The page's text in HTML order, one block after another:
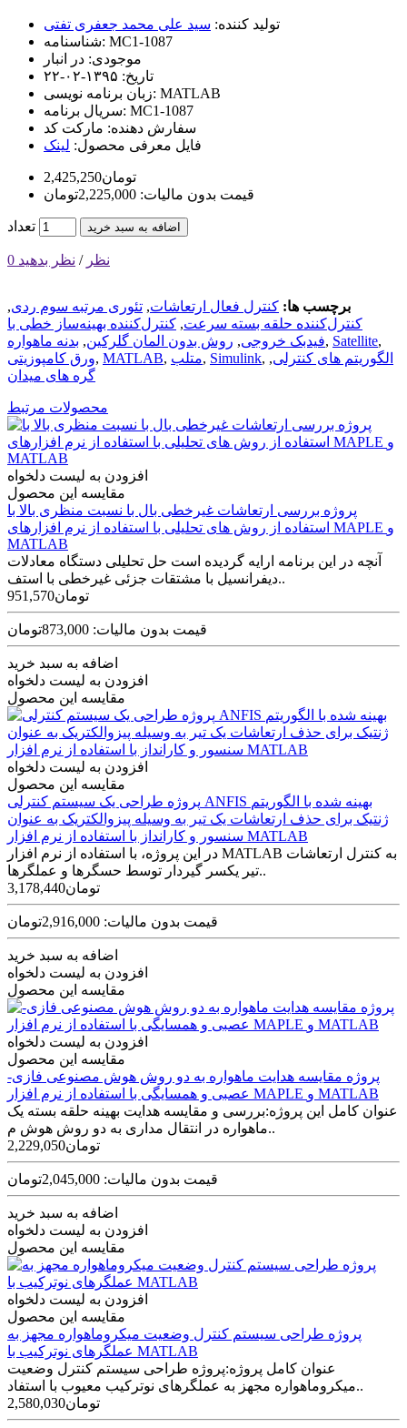
تولید کننده: سید علی محمد جعفری تفتی
شناسنامه: MC1-1087
موجودی: در انبار
تاریخ: ۱۳۹۵-۰۲-۲۲
زبان برنامه نویسی: MATLAB
سریال برنامه: MC1-1087
سفارش دهنده: مارکت کد
فایل معرفی محصول: لینک
2,425,250تومان
قیمت بدون مالیات: 2,225,000تومان
تعداد اضافه به سبد خرید
0 نظر / نظر بدهید
برچسب ها: کنترل فعال ارتعاشات, تئوری مرتبه سوم ردی,
کنترل‌کننده حلقه بسته سرعت, کنترل‌کننده بهینه‌ساز خطی با
فیدبک خروجی, روش بدون المان گلرکین, بدنه ماهواره , Satellite,
ورق کامپوزیتی, MATLAB, متلب, Simulink, الگوریتم های کنترلی,
گره های میدان
محصولات مرتبط
افزودن به لیست دلخواه
مقایسه این محصول
پروژه بررسی ارتعاشات غیرخطی بال با نسبت منظری بالا با
استفاده از روش های تحلیلی با استفاده از نرم افزارهای MAPLE و
MATLAB
آنچه در این برنامه ارایه گردیده است حل تحلیلی دستگاه معادلات
دیفرانسیل با مشتقات جزئی غیرخطی با استف..
951,570تومان
قیمت بدون مالیات: 873,000تومان
اضافه به سبد خرید
افزودن به لیست دلخواه
مقایسه این محصول
افزودن به لیست دلخواه
مقایسه این محصول
پروژه طراحی یک سیستم کنترلی ANFIS بهینه شده با الگوریتم
ژنتیک برای حذف ارتعاشات یک تیر به وسیله پیزوالکتریک به عنوان
سنسور و کارانداز با استفاده از نرم افزار MATLAB
در این پروژه، با استفاده از نرم افزار MATLAB به کنترل ارتعاشات
تیر یکسر گیردار توسط حسگرها و عملگرها..
3,178,440تومان
قیمت بدون مالیات: 2,916,000تومان
اضافه به سبد خرید
افزودن به لیست دلخواه
مقایسه این محصول
افزودن به لیست دلخواه
مقایسه این محصول
پروژه مقايسه هدايت ماهواره به دو روش هوش مصنوعی فازی-
عصبی و همسايگی با استفاده از نرم افزار MAPLE و MATLAB
عنوان کامل این پروژه:بررسی و مقايسه هدايت بهينه حلقه بسته يک
ماهواره در انتقال مداری به دو روش هوش م..
2,229,050تومان
قیمت بدون مالیات: 2,045,000تومان
اضافه به سبد خرید
افزودن به لیست دلخواه
مقایسه این محصول
افزودن به لیست دلخواه
مقایسه این محصول
پروژه طراحی سیستم کنترل وضعیت میکروماهواره مجهز به
عملگرهای نوترکیب با MATLAB
عنوان کامل پروژه:پروژه طراحی سیستم کنترل وضعیت
میکروماهواره مجهز به عملگرهای نوترکیب معیوب با استفاد..
2,580,030تومان